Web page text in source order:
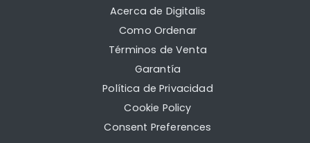
Acerca de Digitalis
Como Ordenar
Términos de Venta
Garantía
Política de Privacidad
Cookie Policy
Consent Preferences